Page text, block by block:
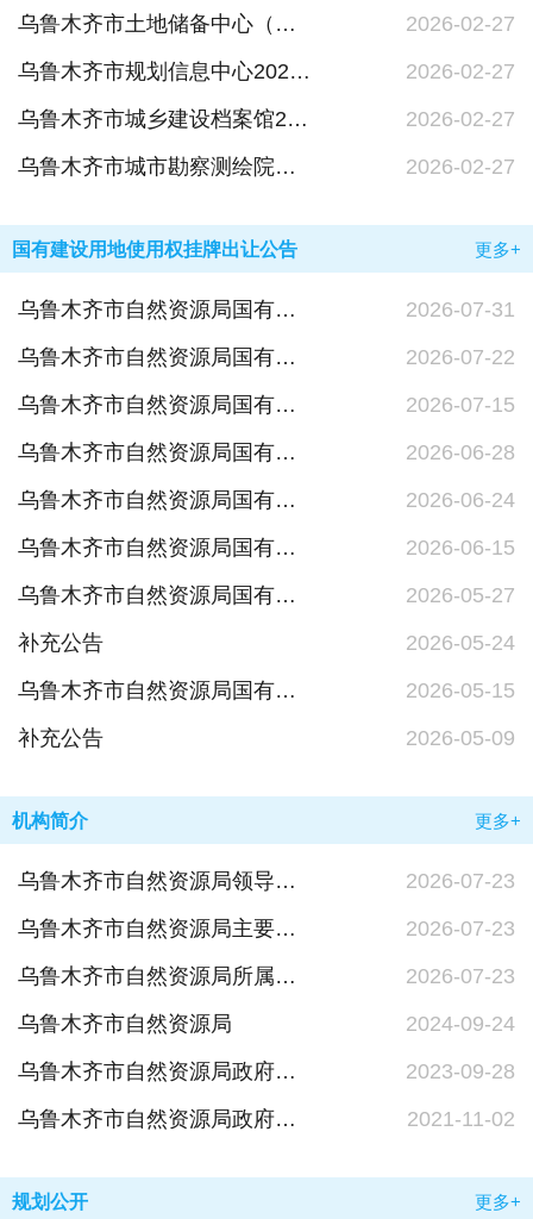
乌鲁木齐市土地储备中心（乌鲁木齐市土地整理中心）2026年单位预算公开报告
2026-02-27
乌鲁木齐市规划信息中心2026年单位预算公开报告
2026-02-27
乌鲁木齐市城乡建设档案馆2026年单位预算公开报告
2026-02-27
乌鲁木齐市城市勘察测绘院（乌鲁木齐市基础地理信息中心）2026年单位预算公开报告
2026-02-27
国有建设用地使用权挂牌出让公告 更多+
乌鲁木齐市自然资源局国有建设用地使用权挂牌出让公告市自然挂告字〔2026〕16号
2026-07-31
乌鲁木齐市自然资源局国有建设用地使用权挂牌出让公告市自然挂告字〔2026〕15号
2026-07-22
乌鲁木齐市自然资源局国有建设用地使用权挂牌出让公告市自然挂告字〔2026〕14号
2026-07-15
乌鲁木齐市自然资源局国有建设用地使用权挂牌出让公告市自然挂告字〔2026〕13号
2026-06-28
乌鲁木齐市自然资源局国有建设用地使用权挂牌出让公告市自然挂告字〔2026〕12号
2026-06-24
乌鲁木齐市自然资源局国有建设用地使用权挂牌出让公告市自然挂告字〔2026〕11号
2026-06-15
乌鲁木齐市自然资源局国有建设用地使用权挂牌出让公告市自然挂告字〔2026〕10号
2026-05-27
补充公告
2026-05-24
乌鲁木齐市自然资源局国有建设用地使用权挂牌出让公告市自然挂告字【2026】9号
2026-05-15
补充公告
2026-05-09
机构简介 更多+
乌鲁木齐市自然资源局领导简介
2026-07-23
乌鲁木齐市自然资源局主要职责和机构职能
2026-07-23
乌鲁木齐市自然资源局所属事业单位基本情况
2026-07-23
乌鲁木齐市自然资源局
2024-09-24
乌鲁木齐市自然资源局政府信息公开指南
2023-09-28
乌鲁木齐市自然资源局政府信息公开组织机构
2021-11-02
规划公开 更多+